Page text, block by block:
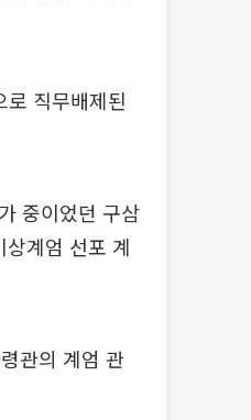
직무배제된
중이었던 구삼
계엄 선포 계
관의 계엄 관